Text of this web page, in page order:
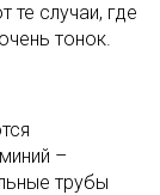
случаи, где
тонок.
–
трубы